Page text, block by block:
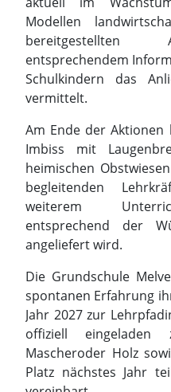
Am Ende der
Imbiss mit
heimischen
begleitenden
weiterem
angeliefert wird.
Die Grundschule
spontanen Erfahrung
Jahr 2027 zur
offiziell
Mascheroder Holz
vereinbart.